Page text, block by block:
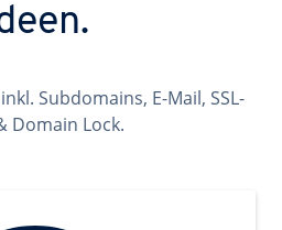
Subdomains, E-Mail, SSL-
Domain Lock.